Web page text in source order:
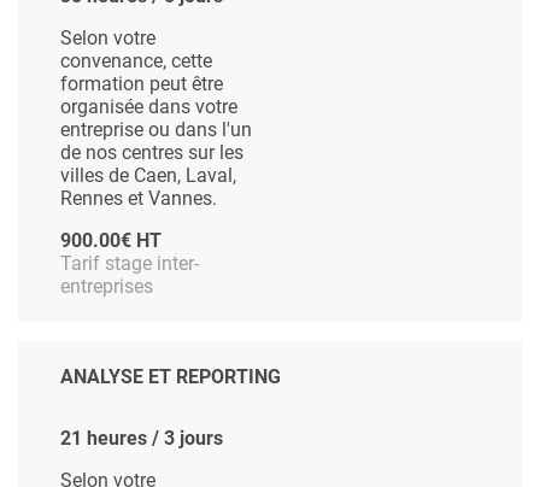
Selon votre
convenance, cette
formation peut être
organisée dans votre
entreprise ou dans l'un
de nos centres sur les
villes de Caen, Laval,
Rennes et Vannes.
900.00€ HT
Tarif stage inter-
entreprises
ANALYSE ET REPORTING
21 heures / 3 jours
Selon votre